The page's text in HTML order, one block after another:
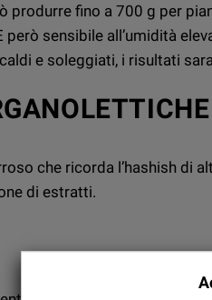
produrre fino a 700 g per
sensibile all’umidità
e soleggiati, i risultati
che ricorda l’hashish di
di estratti.